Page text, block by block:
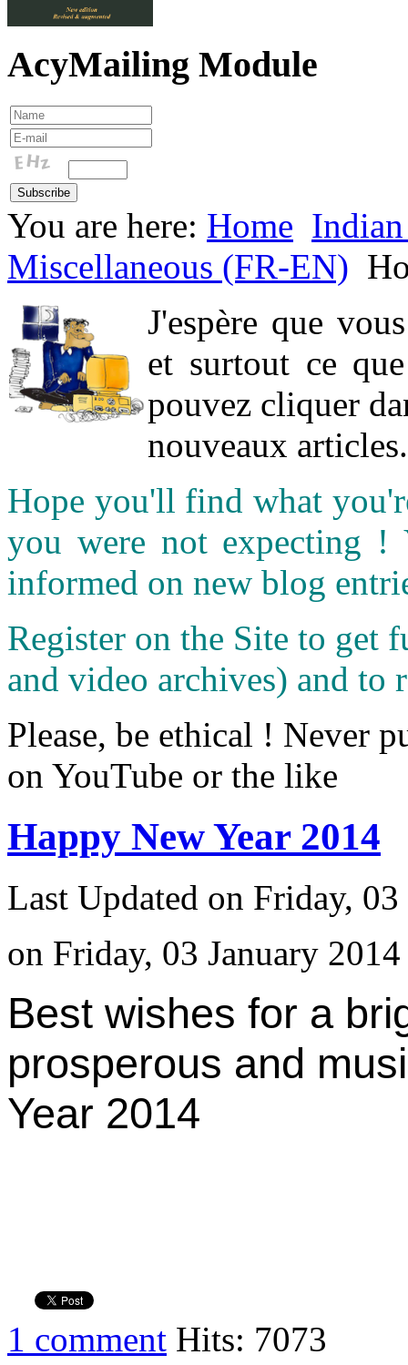
AcyMailing Module
You are here: Home
Miscellaneous (FR-EN)
J'espère que
et surtout ce
pouvez cliquer
nouveaux articles.
Hope you'll find what
you were not expecting !
informed on new blog
Register on the Site to get
and video archives) and to
Please, be ethical ! Never
on YouTube or the like
Happy New Year 2014
Last Updated on Friday,
on Friday, 03 January
Best wishes for a
prosperous and
Year 2014
1 comment Hits: 7073